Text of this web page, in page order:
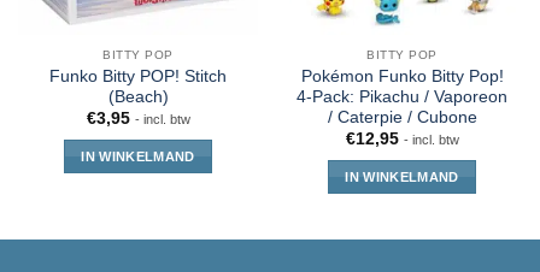
BITTY POP
Funko Bitty POP! Stitch
(Beach)
€3,95 - incl. btw
IN WINKELMAND
BITTY POP
Pokémon Funko Bitty Pop!
4-Pack: Pikachu / Vaporeon
/ Caterpie / Cubone
€12,95 - incl. btw
IN WINKELMAND